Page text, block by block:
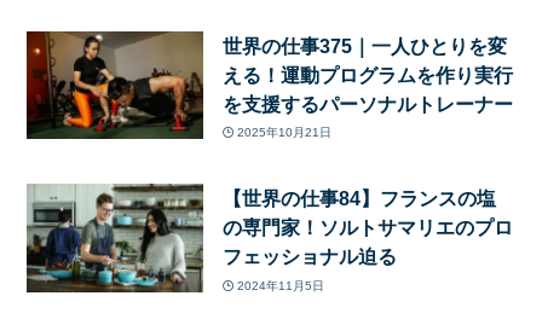
世界の仕事375｜一人ひとりを変
える！運動プログラムを作り実行
を支援するパーソナルトレーナー
2025年10月21日
【世界の仕事84】フランスの塩
の専門家！ソルトサマリエのプロ
フェッショナル迫る
2024年11月5日